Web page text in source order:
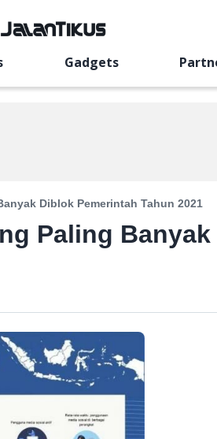
Gadgets
Diblok Pemerintah Tahun 2021
Paling Banyak